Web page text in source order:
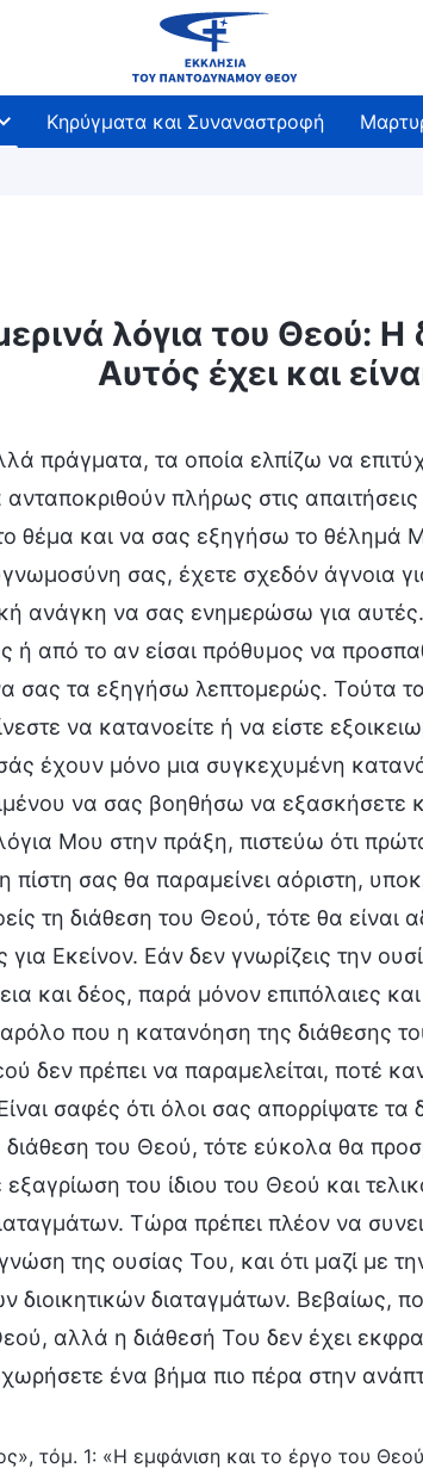
Κηρύγματα και Συναναστροφή
είναι Μυστήρια σχετικά με τη
λόγια του Θεού:
Αυτός έχει και
πράγματα, τα οποία ελπίζω να
πλήρως στις
θέμα και να σας εξηγήσω το θέλημά
σας, έχετε σχεδόν άγνοια
ανάγκη να σας ενημερώσω για
ή από το αν είσαι πρόθυμος να
σας τα εξηγήσω λεπτομερώς. Τούτα
να κατανοείτε ή να είστε
έχουν μόνο μια συγκεχυμένη
να σας βοηθήσω να εξασκήσετε
Μου στην πράξη, πιστεύω ότι
πίστη σας θα παραμείνει αόριστη,
τη διάθεση του Θεού, τότε θα είναι
για Εκείνον. Εάν δεν γνωρίζεις την
και δέος, παρά μόνον επιπόλαιες
που η κατανόηση της διάθεσης
δεν πρέπει να παραμελείται, ποτέ
σαφές ότι όλοι σας απορρίψατε
διάθεση του Θεού, τότε εύκολα θα
εξαγρίωση του ίδιου του Θεού και
Τώρα πρέπει πλέον να
της ουσίας Του, και ότι μαζί με
διοικητικών διαταγμάτων. Βεβαίως,
αλλά η διάθεσή Του δεν έχει
ένα βήμα πιο πέρα στην
τόμ. 1: «Η εμφάνιση και το έργο του